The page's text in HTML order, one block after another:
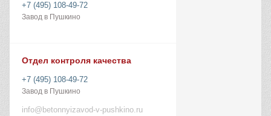
+7 (495) 108-49-72
Завод в Пушкино
Отдел контроля качества
+7 (495) 108-49-72
Завод в Пушкино
info@betonnyizavod-v-pushkino.ru